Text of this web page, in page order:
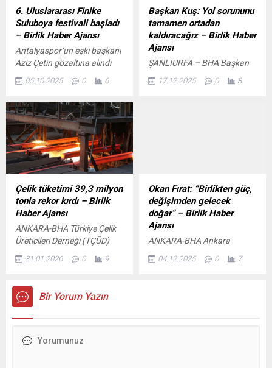
konuk ekibin yıldızı Alperen
Gündoğdu attığı iki golle
takımına 3 puanı kazandırdı.
müdahalelere rağmen
hayatını kaybetti. Durbay’ın
vefat haberi, Manisa başta
olmak üzere siyaset
camiasını yasa boğdu.
Başkan Durbay’ın vefatının
ardından...
6. Uluslararası Finike
Suluboya festivali başladı
– Birlik Haber Ajansı
Antalyaspor’un eski başkanı
Aziz Çetin gözaltına alındı
BHA Yurt içi ve yurt dışından
gerçekleştirilen festivalin
açılışı, tarihi Şekerci Han’da
yapıldı. Açılışa, Finike
Kaymakamı Musa Kazım
Çelik, Finike Belediye Başkan
Yardımcısı Salih Dönmez ile
çok sayıda sanatsever
katıldı. Kaymakam Çelik,
festivalin Finike’nin
tanıtımına önemli...
05.10.2025 0 6
Başkan Kuş: Yol sorununu
tamamen ortadan
kaldıracağız – Birlik Haber
Ajansı
ŞANLIURFA – BHA Başkan
ve Fen İşleri Müdürlüğü
tamamlandığını kaydetti.
Yeni yolların sağlıklı ve
huzurlu şekilde kullanılmasını
dileyen Başkan Kuş, yıllara
sâri şekilde...
17.12.2025 0 8
Çelik tüketimi 39,3 milyon
tonla rekor kırdı – Birlik
Haber Ajansı
ANKARA-BHA Türkiye Çelik
Üreticileri Derneği (TÇÜD)
ham çelik üretimi 2025
yüzde 3,3 artarak 38,1
milyon ton oldu. Aralık
artışla 3,5 milyon ton olarak
31.01.2026 0 9
Okan Fırat: “Birlikten güç,
değişimden gelecek
doğar” – Birlik Haber
Ajansı
ANKARA-BHA Ankara
Başkan Adayı Okan Fırat,
04.12.2025 0 7
Bir Yorum Yazın